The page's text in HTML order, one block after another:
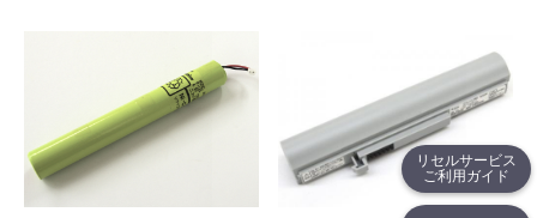
リセルサービス
ご利用ガイド